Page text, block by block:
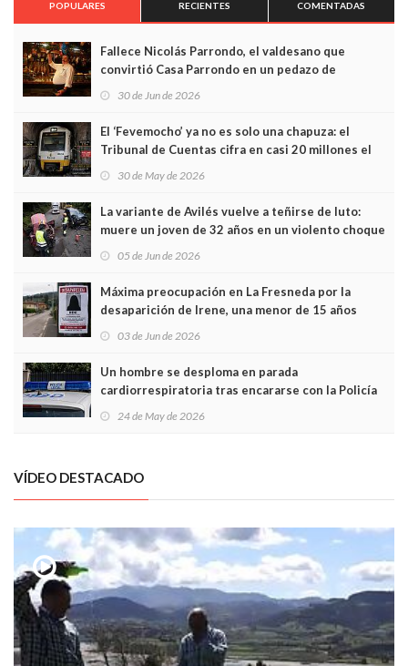
POPULARES RECIENTES COMENTADAS
Fallece Nicolás Parrondo, el valdesano que
convirtió Casa Parrondo en un pedazo de
Asturias en Madrid
30 de Jun de 2026
El ‘Fevemocho’ ya no es solo una chapuza: el
Tribunal de Cuentas cifra en casi 20 millones el
sobrecoste de los trenes que no cabían por los
30 de May de 2026
La variante de Avilés vuelve a teñirse de luto:
muere un joven de 32 años en un violento choque
frontal
05 de Jun de 2026
Máxima preocupación en La Fresneda por la
desaparición de Irene, una menor de 15 años
03 de Jun de 2026
Un hombre se desploma en parada
cardiorrespiratoria tras encararse con la Policía
Local en Luanco
24 de May de 2026
VÍDEO DESTACADO